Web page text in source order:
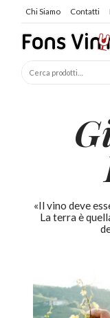
Chi Siamo Contatti
«Il vino deve
La terra è